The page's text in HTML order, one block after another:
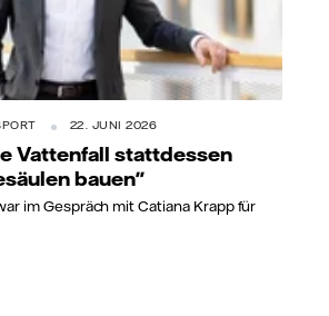
22. JUNI 2026
Vattenfall stattdessen
bauen"
im Gespräch mit Catiana Krapp für